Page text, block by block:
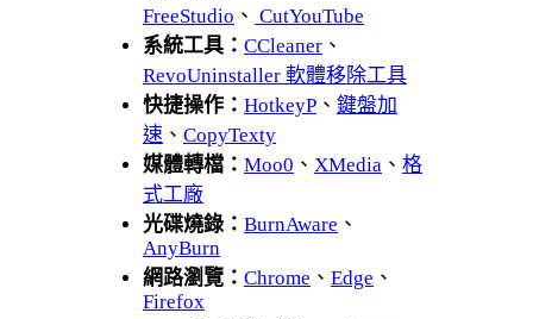
FreeStudio 、 CutYouTube
系統工具： CCleaner 、
RevoUninstaller 軟體移除工具
快捷操作： HotkeyP 、 鍵盤加
速 、 CopyTexty
媒體轉檔： Moo0 、 XMedia 、 格
式工廠
光碟燒錄： BurnAware 、
AnyBurn
網路瀏覽： Chrome 、 Edge 、
Firefox